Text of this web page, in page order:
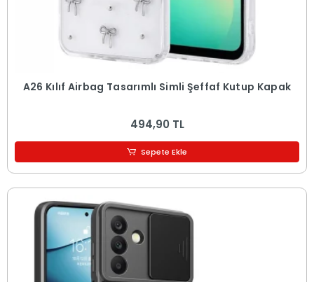
A26 Kılıf Airbag Tasarımlı Simli Şeffaf Kutup Kapak
494,90 TL
Sepete Ekle